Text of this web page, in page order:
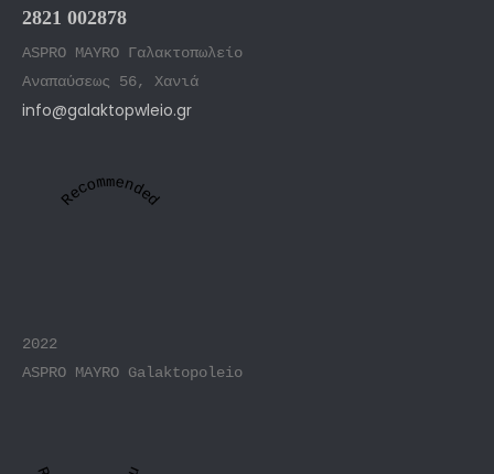
2821 002878
ASPRO MAYRO Γαλακτοπωλείο
Αναπαύσεως 56, Χανιά
info@galaktopwleio.gr
Recommended
2022
ASPRO MAYRO Galaktopoleio